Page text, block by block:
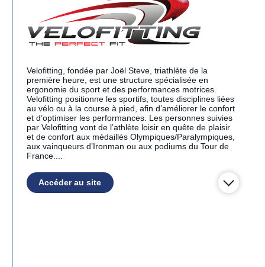
Velofitting, fondée par Joël Steve, triathlète de la
première heure, est une structure spécialisée en
ergonomie du sport et des performances motrices.
Velofitting positionne les sportifs, toutes disciplines liées
au vélo ou à la course à pied, afin d’améliorer le confort
et d’optimiser les performances. Les personnes suivies
par Velofitting vont de l’athlète loisir en quête de plaisir
et de confort aux médaillés Olympiques/Paralympiques,
aux vainqueurs d’Ironman ou aux podiums du Tour de
France....
Accéder au site